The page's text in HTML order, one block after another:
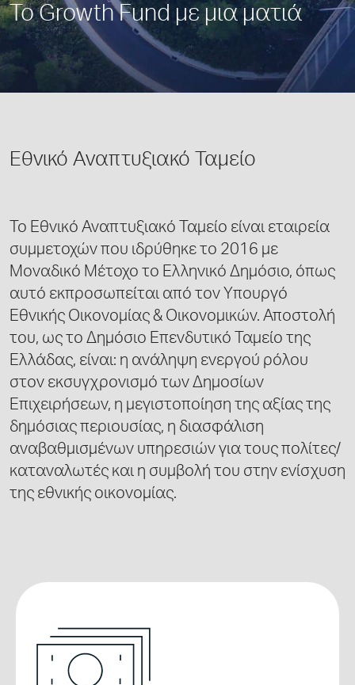
Το Growth Fund με μια ματιά
Εθνικό Αναπτυξιακό Ταμείο
Το Εθνικό Αναπτυξιακό Ταμείο είναι εταιρεία
συμμετοχών που ιδρύθηκε το 2016 με
Μοναδικό Μέτοχο το Ελληνικό Δημόσιο, όπως
αυτό εκπροσωπείται από τον Υπουργό
Εθνικής Οικονομίας & Οικονομικών. Αποστολή
του, ως το Δημόσιο Επενδυτικό Ταμείο της
Ελλάδας, είναι: η ανάληψη ενεργού ρόλου
στον εκσυγχρονισμό των Δημοσίων
Επιχειρήσεων, η μεγιστοποίηση της αξίας της
δημόσιας περιουσίας, η διασφάλιση
αναβαθμισμένων υπηρεσιών για τους πολίτες/
καταναλωτές και η συμβολή του στην ενίσχυση
της εθνικής οικονομίας.